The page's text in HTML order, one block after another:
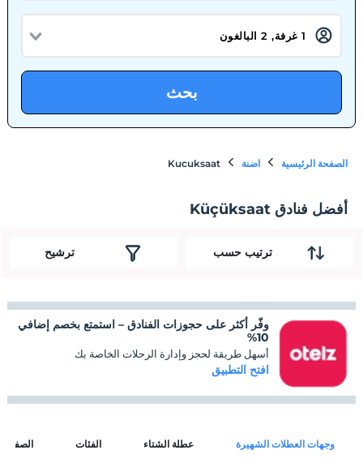
بحث
الصفحة الرئيسية اضنة Kucuksaat
أفضل فنادق Küçüksaat
ترتيب حسب ترشيح
وفّر أكثر على حجوزات الفنادق – استمتع بخصم إضافي
10%
أسهل طريقة لحجز وإدارة الرحلات الخاصة بك
افتح التطبيق
وجهات العطلات الشهيرة عطلة الشتاء الفئات